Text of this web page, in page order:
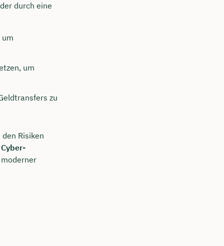
durch eine
um
um
zu
Risiken
Cyber-